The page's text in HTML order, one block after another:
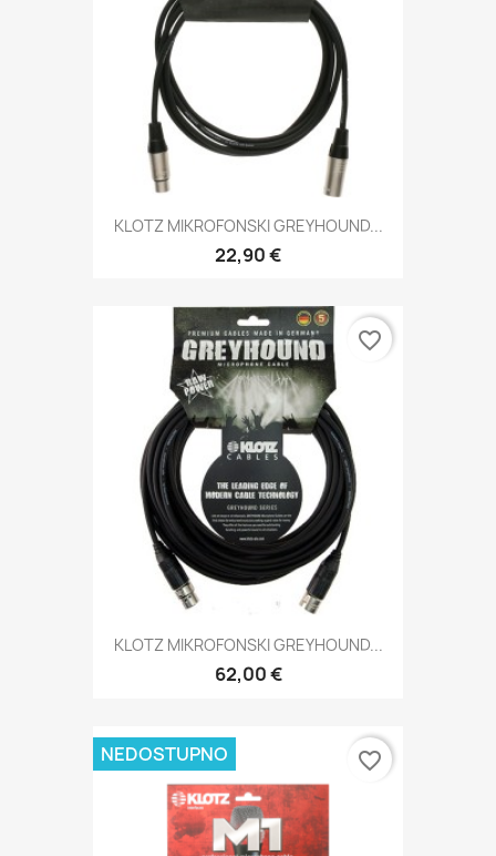
KLOTZ MIKROFONSKI GREYHOUND...
22,90 €
KLOTZ MIKROFONSKI GREYHOUND...
62,00 €
favorite_border
NEDOSTUPNO favorite_border